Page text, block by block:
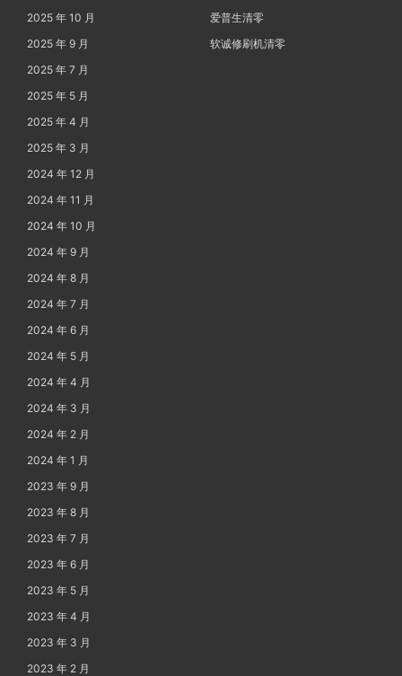
2025 年 10 月
2025 年 9 月
2025 年 7 月
2025 年 5 月
2025 年 4 月
2025 年 3 月
2024 年 12 月
2024 年 11 月
2024 年 10 月
2024 年 9 月
2024 年 8 月
2024 年 7 月
2024 年 6 月
2024 年 5 月
2024 年 4 月
2024 年 3 月
2024 年 2 月
2024 年 1 月
2023 年 9 月
2023 年 8 月
2023 年 7 月
2023 年 6 月
2023 年 5 月
2023 年 4 月
2023 年 3 月
2023 年 2 月
爱普生清零
软诚修刷机清零